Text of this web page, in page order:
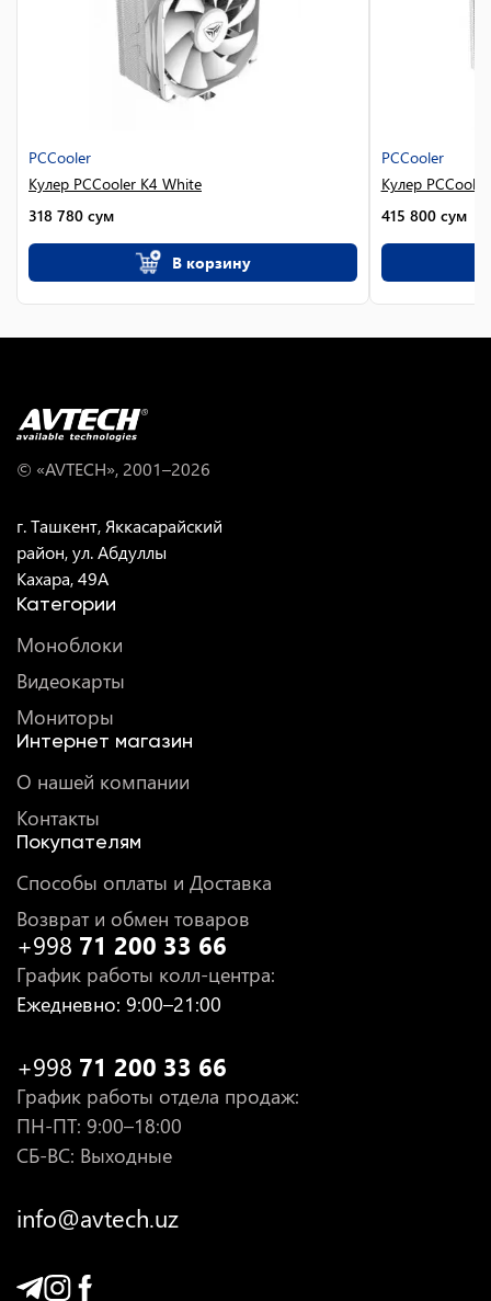
PCCooler
Кулер PCCooler K4 White
318 780 сум
В корзину
PCCooler
Кулер
415 800 сум
© «AVTECH», 2001–2026
г. Ташкент, Яккасарайский
район, ул. Абдуллы
Кахара, 49A
Категории
Моноблоки
Видеокарты
Мониторы
Интернет магазин
О нашей компании
Контакты
Покупателям
Способы оплаты и Доставка
Возврат и обмен товаров
+998 71 200 33 66
График работы колл-центра:
Ежедневно: 9:00–21:00
+998 71 200 33 66
График работы отдела продаж:
ПН-ПТ: 9:00–18:00
СБ-ВС: Выходные
info@avtech.uz